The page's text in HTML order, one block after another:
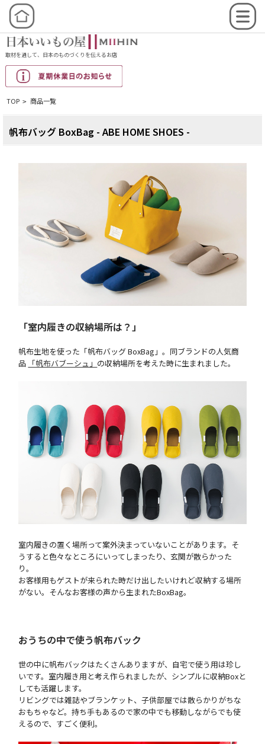
取材を通して、日本のものづくりを伝えるお店
TOP > 商品一覧
帆布バッグ BoxBag - ABE HOME SHOES -
「室内履きの収納場所は？」
帆布生地を使った「帆布バッグ BoxBag」。同ブランドの人気商
品 「帆布バブーシュ」 の収納場所を考えた時に生まれました。
室内履きの置く場所って案外決まっていないことがあります。そ
うすると色々なところにいってしまったり、玄関が散らかった
り。
お客様用もゲストが来られた時だけ出したいけれど収納する場所
がない。そんなお客様の声から生まれたBoxBag。
おうちの中で使う帆布バック
世の中に帆布バックはたくさんありますが、自宅で使う用は珍し
いです。室内履き用と考え作られましたが、シンプルに収納Boxと
しても活躍します。
リビングでは雑誌やブランケット、子供部屋では散らかりがちな
おもちゃなど。持ち手もあるので家の中でも移動しながらでも使
えるので、すごく便利。